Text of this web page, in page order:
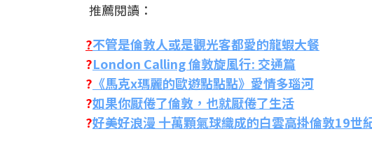
推薦閱讀：
?不管是倫敦人或是觀光客都愛的龍蝦大餐
?London Calling 倫敦旋風行: 交通篇
? 《馬克x瑪麗的歐遊點點點》愛情多瑙河
?如果你厭倦了倫敦，也就厭倦了生活
?好美好浪漫 十萬顆氣球織成的白雲高掛倫敦19世